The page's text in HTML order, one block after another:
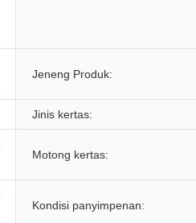
Jeneng Produk:
Jinis kertas:
Motong kertas:
Kondisi panyimpenan: